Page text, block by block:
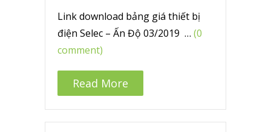
Link download bảng giá thiết bị
điện Selec – Ấn Độ 03/2019 … (0
comment)
Read More